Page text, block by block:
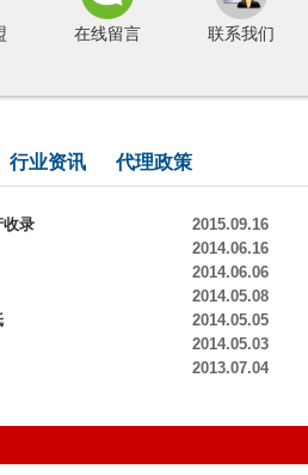
在线留言 联系我们
行业资讯 代理政策
收录
2015.09.16
2014.06.16
2014.06.06
2014.05.08
2014.05.05
2014.05.03
2013.07.04